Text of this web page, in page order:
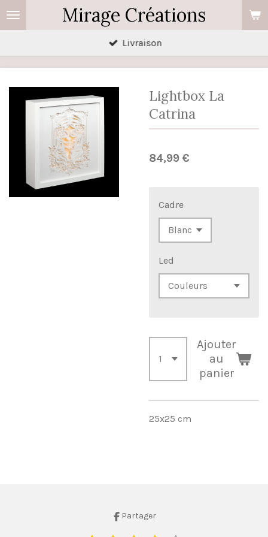
Passer
au
Mirage Créations
Livraison
Lightbox La
Catrina
84,99 €
Cadre
Led
Ajouter
au
panier
25x25 cm
Partager